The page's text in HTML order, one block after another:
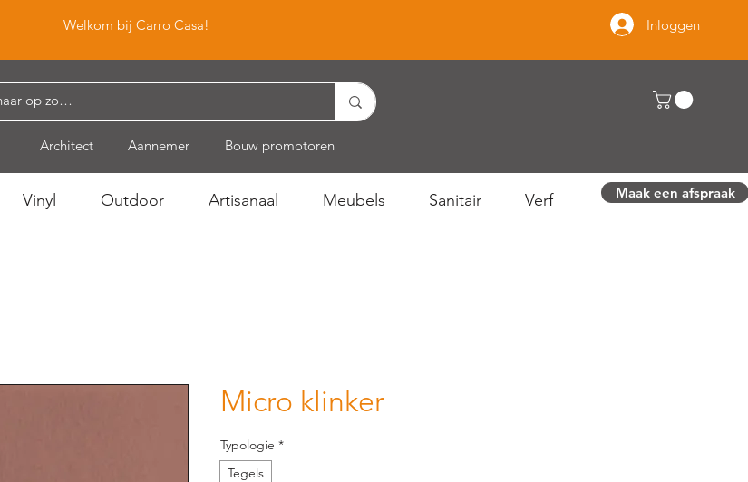
Welkom bij Carro Casa! Inloggen
Architect Aannemer Bouw promotoren
Vinyl Outdoor Artisanaal Meubels Sanitair Verf Maak een afspraak
Micro klinker
Typologie *
Tegels